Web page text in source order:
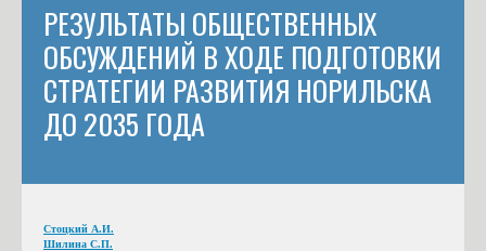
РЕЗУЛЬТАТЫ ОБЩЕСТВЕННЫХ
ОБСУЖДЕНИЙ В ХОДЕ ПОДГОТОВКИ
СТРАТЕГИИ РАЗВИТИЯ НОРИЛЬСКА
ДО 2035 ГОДА
Стоцкий А.И.
Шилина С.П.